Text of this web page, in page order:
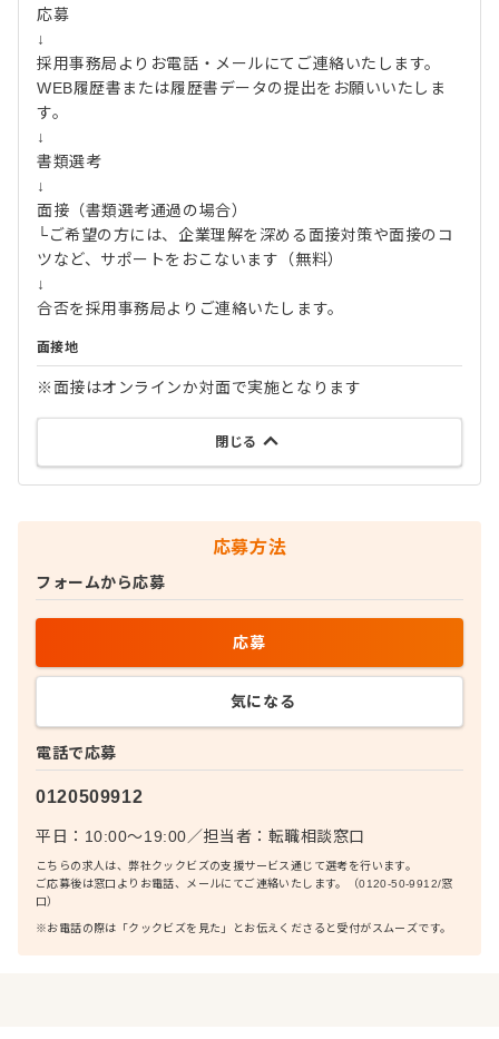
応募
↓
採用事務局よりお電話・メールにてご連絡いたします。
WEB履歴書または履歴書データの提出をお願いいたしま
す。
↓
書類選考
↓
面接（書類選考通過の場合）
└ご希望の方には、企業理解を深める面接対策や面接のコ
ツなど、サポートをおこないます（無料）
↓
合否を採用事務局よりご連絡いたします。
面接地
※面接はオンラインか対面で実施となります
閉じる
応募方法
電話で応募
0120509912
平日：10:00〜19:00／担当者： 転職相談窓口
こちらの求人は、弊社クックビズの支援サービス通じて選考を行います。
ご応募後は窓口よりお電話、メールにてご連絡いたします。（0120-50-9912/窓
口）
※お電話の際は「クックビズを見た」とお伝えくださると受付がスムーズです。
フォームから応募
応募
気になる